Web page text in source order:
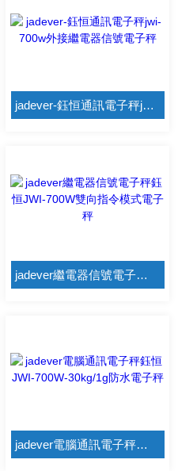
jadever-鈺恒通訊電子秤jwi-700w外接繼電器信號電子秤
jadever繼電器信號電子秤鈺恒JWI-700W雙向指令模式電子秤
jadever電腦通訊電子秤鈺恒JWI-700W-30kg/1g防水電子秤